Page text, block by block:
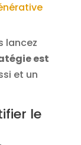
lancez
est
et un
le